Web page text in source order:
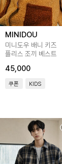
MINIDOU
미니도우 배니 키즈
플리스 조끼 베스트
45,000
쿠폰 KIDS